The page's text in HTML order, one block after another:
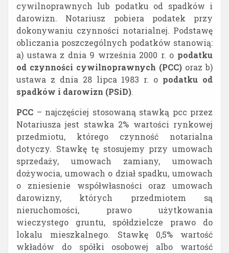
cywilnoprawnych lub podatku od spadków i
darowizn. Notariusz pobiera podatek przy
dokonywaniu czynności notarialnej. Podstawę
obliczania poszczególnych podatków stanowią:
a) ustawa z dnia 9 września 2000 r. o podatku
od czynności cywilnoprawnych (PCC) oraz b)
ustawa z dnia 28 lipca 1983 r. o podatku od
spadków i darowizn (PSiD).
PCC – najczęściej stosowaną stawką pcc przez
Notariusza jest stawka 2% wartości rynkowej
przedmiotu, którego czynność notarialna
dotyczy. Stawkę tę stosujemy przy umowach
sprzedaży, umowach zamiany, umowach
dożywocia, umowach o dział spadku, umowach
o zniesienie współwłasności oraz umowach
darowizny, których przedmiotem są
nieruchomości, prawo użytkowania
wieczystego gruntu, spółdzielcze prawo do
lokalu mieszkalnego. Stawkę 0,5% wartość
wkładów do spółki osobowej albo wartość